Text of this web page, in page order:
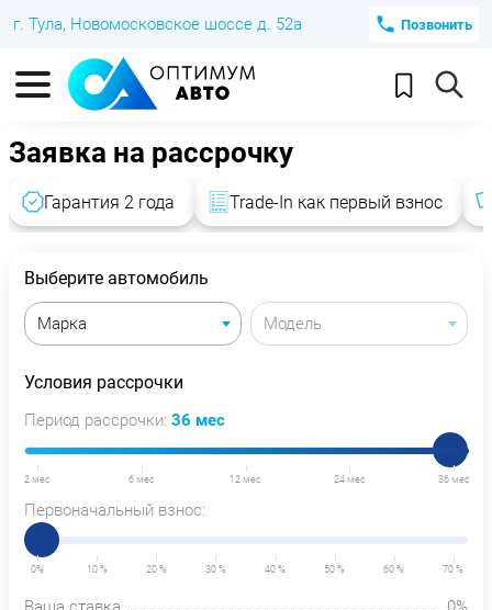
г. Тула, Новомосковское шоссе д. 52а Позвонить
Заявка на рассрочку
Гарантия 2 года Trade-In как первый взнос
Выберите автомобиль
Условия рассрочки
Период рассрочки: 36 мес
2 мес 6 мес 12 мес 24 мес 36 мес
Первоначальный взнос:
0% 10 % 20 % 30 % 40 % 50 % 60 % 70 %